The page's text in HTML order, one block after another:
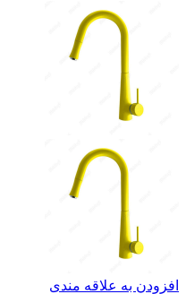
افزودن به علاقه مندی